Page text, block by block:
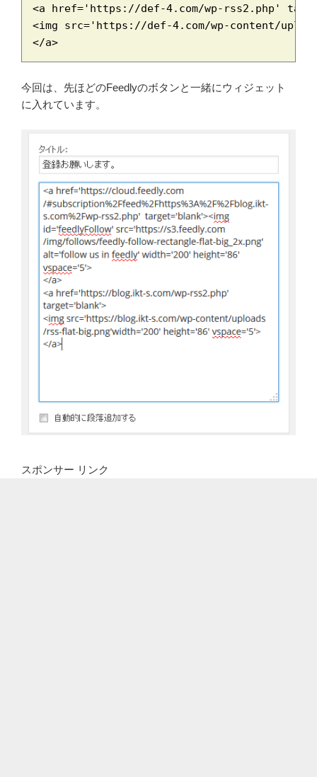
<a href='https://def-4.com/wp-rss2.php'
<img src='https://def-4.com/wp-content/
</a>
今回は、先ほどのFeedlyのボタンと一緒にウィジェット
に入れています。
スポンサー リンク